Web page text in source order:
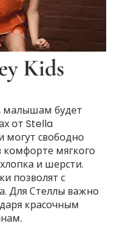
Kids
малышам будет
от Stella
свободно
комфорте мягкого
и шерсти.
позволят с
Для Стеллы важно
красочным